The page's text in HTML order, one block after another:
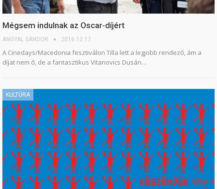
Mégsem indulnak az Oscar-díjért
ANGYAL SÁNDOR 2016.12.17.
A Cinedays/Macedonia fesztiválon Tilla lett a legjobb rendező, ám a
díjat nem ő, de a fantasztikus Vitanovics Dusán…
KULTÚRA